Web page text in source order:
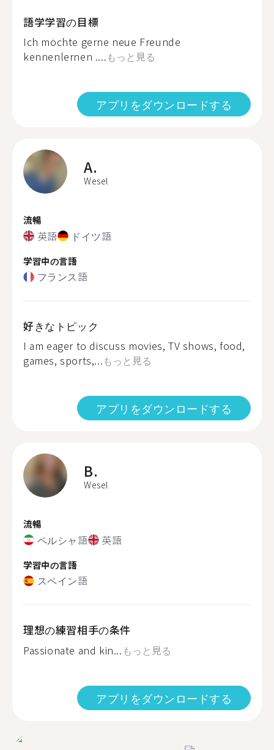
語学学習の目標
Ich möchte gerne neue Freunde
kennenlernen ....もっと見る
アプリをダウンロードする
A.
Wesel
流暢
英語 ドイツ語
学習中の言語
フランス語
好きなトピック
I am eager to discuss movies, TV shows, food,
games, sports,...もっと見る
アプリをダウンロードする
B.
Wesel
流暢
ペルシャ語 英語
学習中の言語
スペイン語
理想の練習相手の条件
Passionate and kin... もっと見る
アプリをダウンロードする